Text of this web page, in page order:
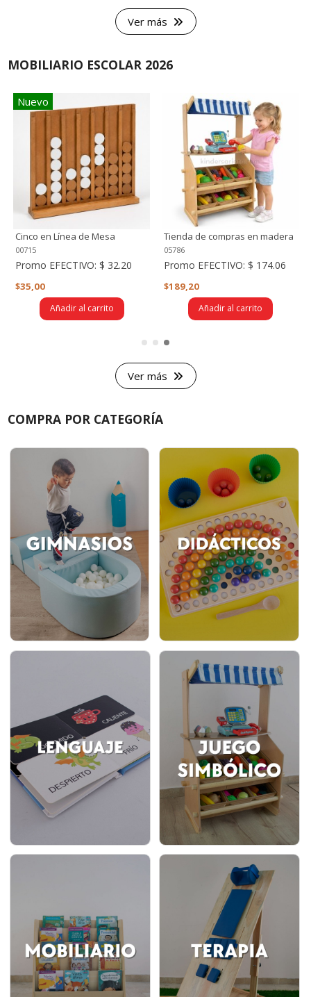
Ver más
MOBILIARIO ESCOLAR 2026
Nuevo
Cinco en Línea de Mesa
00715
Promo EFECTIVO: $ 32.20
$35,00
Añadir al carrito
Tienda de compras en madera
- Incluye frutas, vegetales,
huevos y panes
05786
Promo EFECTIVO: $ 174.06
$189,20
Añadir al carrito
Ver más
COMPRA POR CATEGORÍA